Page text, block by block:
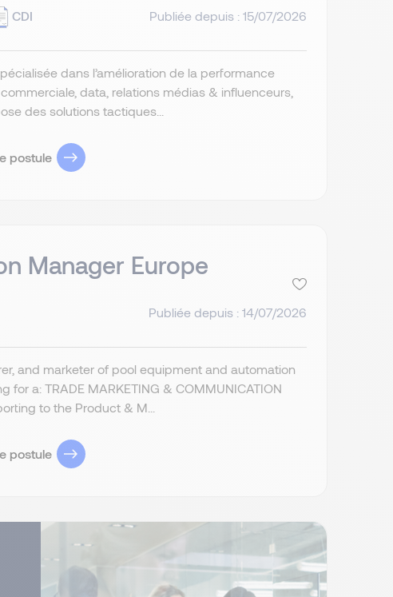
CDI Publiée depuis : 15/07/2026
dans l’amélioration de la performance
data, relations médias & influenceurs,
des solutions tactiques...
postule
Manager Europe
Publiée depuis : 14/07/2026
and marketer of pool equipment and automation
a: TRADE MARKETING & COMMUNICATION
to the Product & M...
postule